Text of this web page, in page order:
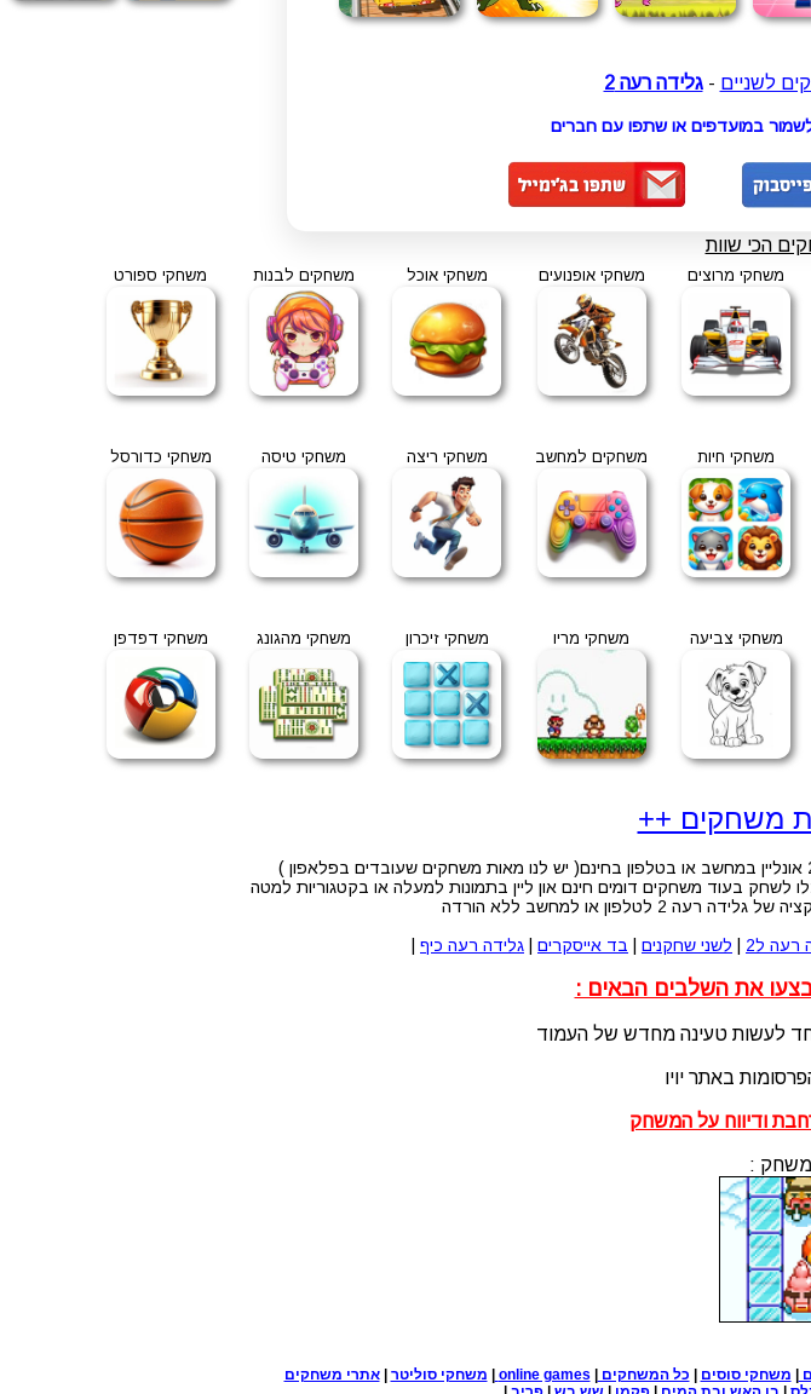
לשניים -גלידה רעה 2
הכי שוות
משחקי מרוצים משחקי אופנועים משחקי אוכל משחקים לבנות משחקי ספורט
משחקי חיות משחקים למחשב משחקי ריצה משחקי טיסה משחקי כדורסל
משחקי צביעה משחקי מריו משחקי זיכרון משחקי מהגונג משחקי דפדפן
משחקים ++
בעוד משחקים דומים חינם און ליין בתמונות למעלה או בקטגוריות למטה
רעה ל2 לשני שחקנים בד אייסקרים גלידה רעה כיף
את השלבים הבאים :
ודיווח על המשחק
:
משחקי סוסים כל המשחקים online games משחקי סוליטר |אתרי משחקים